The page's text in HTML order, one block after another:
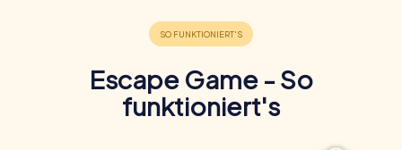
Escape Game - So
funktioniert's